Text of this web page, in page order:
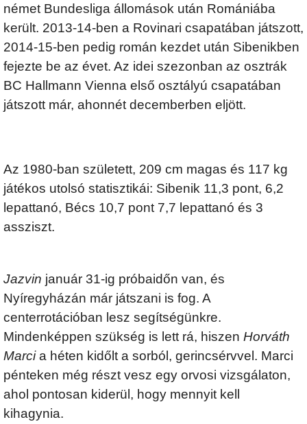
német Bundesliga állomások után Romániába
került. 2013-14-ben a Rovinari csapatában játszott,
2014-15-ben pedig román kezdet után Sibenikben
fejezte be az évet. Az idei szezonban az osztrák
BC Hallmann Vienna első osztályú csapatában
játszott már, ahonnét decemberben eljött.
Az 1980-ban született, 209 cm magas és 117 kg
játékos utolsó statisztikái: Sibenik 11,3 pont, 6,2
lepattanó, Bécs 10,7 pont 7,7 lepattanó és 3
assziszt.
Jazvin január 31-ig próbaidőn van, és
Nyíregyházán már játszani is fog. A
centerrotációban lesz segítségünkre.
Mindenképpen szükség is lett rá, hiszen Horváth
Marcia héten kidőlt a sorból, gerincsérvvel. Marci
pénteken még részt vesz egy orvosi vizsgálaton,
ahol pontosan kiderül, hogy mennyit kell
kihagynia.